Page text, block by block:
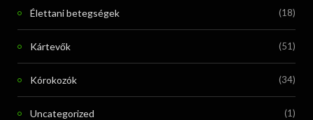
Élettani betegségek (18)
Kártevők (51)
Kórokozók (34)
Uncategorized (1)